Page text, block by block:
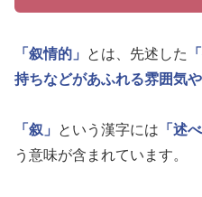
「叙情的」 とは、先述した
持ちなどがあふれる雰囲気や
「叙」 という漢字には 「述
う意味が含まれています。